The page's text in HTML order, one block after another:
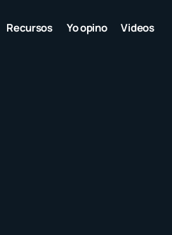
Recursos Yo opino Videos